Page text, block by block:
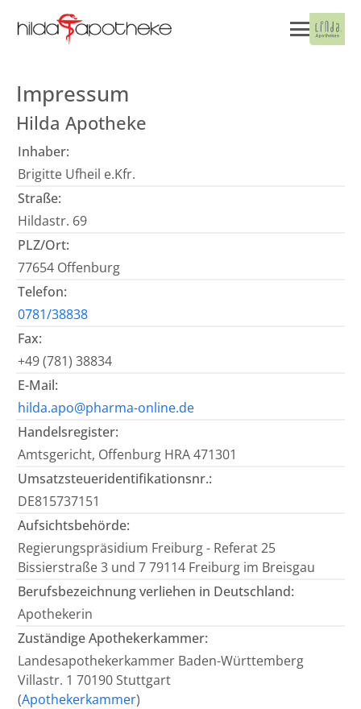
Impressum
Hilda Apotheke
Inhaber:
Brigitte Ufheil e.Kfr.
Straße:
Hildastr. 69
PLZ/Ort:
77654 Offenburg
Telefon:
0781/38838
Fax:
+49 (781) 38834
E-Mail:
hilda.apo@pharma-online.de
Handelsregister:
Amtsgericht, Offenburg HRA 471301
Umsatzsteueridentifikationsnr.:
DE815737151
Aufsichtsbehörde:
Regierungspräsidium Freiburg - Referat 25
Bissierstraße 3 und 7 79114 Freiburg im Breisgau
Berufsbezeichnung verliehen in Deutschland:
Apothekerin
Zuständige Apothekerkammer:
Landesapothekerkammer Baden-Württemberg
Villastr. 1 70190 Stuttgart
(Apothekerkammer)